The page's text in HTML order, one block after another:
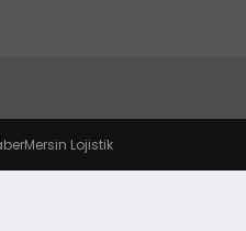
Mersin Lojistik